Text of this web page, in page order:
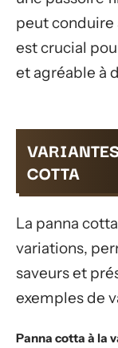
peut conduire
est crucial
et agréable à
COTTA
La panna
variations,
saveurs et
exemples de
Panna cotta à la